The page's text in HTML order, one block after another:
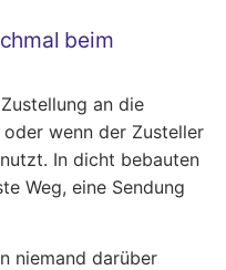
beim
an die
wenn der Zusteller
In dicht bebauten
Weg, eine Sendung
niemand darüber